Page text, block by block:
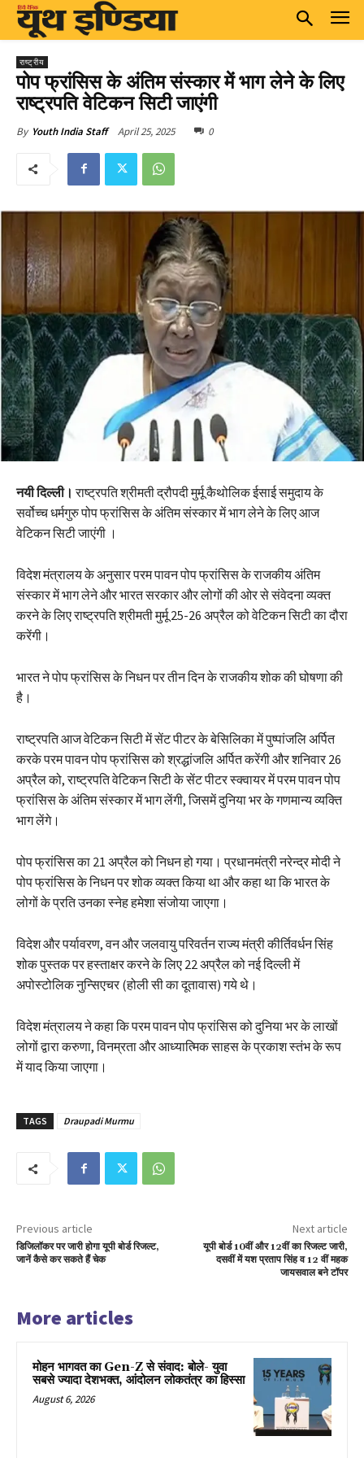
राष्ट्रीय
पोप फ्रांसिस के अंतिम संस्कार में भाग लेने के लिए
राष्ट्रपति वेटिकन सिटी जाएंगी
By Youth India Staff April 25, 2025 0
नयी दिल्ली। राष्ट्रपति श्रीमती द्रौपदी मुर्मू कैथोलिक ईसाई समुदाय के
सर्वोच्च धर्मगुरु पोप फ्रांसिस के अंतिम संस्कार में भाग लेने के लिए आज
वेटिकन सिटी जाएंगी ।
विदेश मंत्रालय के अनुसार परम पावन पोप फ्रांसिस के राजकीय अंतिम
संस्कार में भाग लेने और भारत सरकार और लोगों की ओर से संवेदना व्यक्त
करने के लिए राष्ट्रपति श्रीमती मुर्मू 25-26 अप्रैल को वेटिकन सिटी का दौरा
करेंगी।
भारत ने पोप फ्रांसिस के निधन पर तीन दिन के राजकीय शोक की घोषणा की
है।
राष्ट्रपति आज वेटिकन सिटी में सेंट पीटर के बेसिलिका में पुष्पांजलि अर्पित
करके परम पावन पोप फ्रांसिस को श्रद्धांजलि अर्पित करेंगी और शनिवार 26
अप्रैल को, राष्ट्रपति वेटिकन सिटी के सेंट पीटर स्क्वायर में परम पावन पोप
फ्रांसिस के अंतिम संस्कार में भाग लेंगी, जिसमें दुनिया भर के गणमान्य व्यक्ति
भाग लेंगे।
पोप फ्रांसिस का 21 अप्रैल को निधन हो गया। प्रधानमंत्री नरेन्द्र मोदी ने
पोप फ्रांसिस के निधन पर शोक व्यक्त किया था और कहा था कि भारत के
लोगों के प्रति उनका स्नेह हमेशा संजोया जाएगा।
विदेश और पर्यावरण, वन और जलवायु परिवर्तन राज्य मंत्री कीर्तिवर्धन सिंह
शोक पुस्तक पर हस्ताक्षर करने के लिए 22 अप्रैल को नई दिल्ली में
अपोस्टोलिक नुन्सिएचर (होली सी का दूतावास) गये थे।
विदेश मंत्रालय ने कहा कि परम पावन पोप फ्रांसिस को दुनिया भर के लाखों
लोगों द्वारा करुणा, विनम्रता और आध्यात्मिक साहस के प्रकाश स्तंभ के रूप
में याद किया जाएगा।
TAGS Draupadi Murmu
Previous article
डिजिलॉकर पर जारी होगा यूपी बोर्ड रिजल्ट,
जानें कैसे कर सकते हैं चेक
Next article
यूपी बोर्ड 10वीं और 12वीं का रिजल्ट जारी,
दसवीं में यश प्रताप सिंह व 12 वीं महक
जायसवाल बने टॉपर
More articles
मोहन भागवत का Gen-Z से संवाद: बोले- युवा
सबसे ज्यादा देशभक्त, आंदोलन लोकतंत्र का हिस्सा
August 6, 2026